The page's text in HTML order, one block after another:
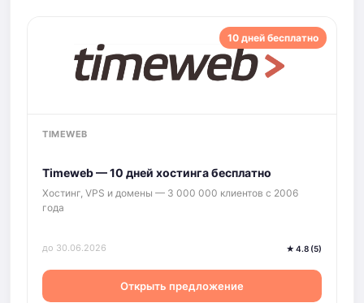
10 дней бесплатно
TIMEWEB
Timeweb — 10 дней хостинга бесплатно
Хостинг, VPS и домены — 3 000 000 клиентов с 2006
года
до 30.06.2026 ★ 4.8 (5)
Открыть предложение